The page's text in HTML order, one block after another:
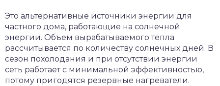
Это альтернативные источники энергии для
частного дома, работающие на солнечной
энергии. Объем вырабатываемого тепла
рассчитывается по количеству солнечных дней. В
сезон похолодания и при отсутствии энергии
сеть работает с минимальной эффективностью,
потому пригодятся резервные нагреватели.